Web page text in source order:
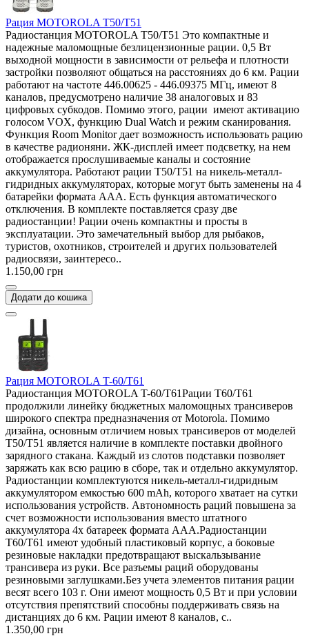
Рация MOTOROLA T50/T51
Радиостанция MOTOROLA T50/T51 Это компактные и
надежные маломощные безлицензионные рации. 0,5 Вт
выходной мощности в зависимости от рельефа и плотности
застройки позволяют общаться на расстояниях до 6 км. Рации
работают на частоте 446.00625 - 446.09375 МГц, имеют 8
каналов, предусмотрено наличие 38 аналоговых и 83
цифровых субкодов. Помимо этого, рации имеют активацию
голосом VOX, функцию Dual Watch и режим сканирования.
Функция Room Monitor дает возможность использовать рацию
в качестве радионяни. ЖК-дисплей имеет подсветку, на нем
отображается прослушиваемые каналы и состояние
аккумулятора. Работают рации T50/T51 на никель-металл-
гидридных аккумуляторах, которые могут быть заменены на 4
батарейки формата ААА. Есть функция автоматического
отключения. В комплекте поставляется сразу две
радиостанции! Рации очень компактны и просты в
эксплуатации. Это замечательный выбор для рыбаков,
туристов, охотников, строителей и других пользователей
радиосвязи, заинтересо..
1.150,00 грн
Додати до кошика
Рация MOTOROLA T-60/T61
Радиостанция MOTOROLA T-60/T61Рации T60/T61
продолжили линейку бюджетных маломощных трансиверов
широкого спектра предназначения от Motorola. Помимо
дизайна, основным отличием новых трансиверов от моделей
T50/T51 является наличие в комплекте поставки двойного
зарядного стакана. Каждый из слотов подставки позволяет
заряжать как всю рацию в сборе, так и отдельно аккумулятор.
Радиостанции комплектуются никель-металл-гидридным
аккумулятором емкостью 600 mAh, которого хватает на сутки
использования устройств. Автономность раций повышена за
счет возможности использования вместо штатного
аккумулятора 4х батареек формата ААА.Радиостанции
T60/T61 имеют удобный пластиковый корпус, а боковые
резиновые накладки предотвращают выскальзывание
трансивера из руки. Все разъемы раций оборудованы
резиновыми заглушками.Без учета элементов питания рации
весят всего 103 г. Они имеют мощность 0,5 Вт и при условии
отсутствия препятствий способны поддерживать связь на
дистанциях до 6 км. Рации имеют 8 каналов, с..
1.350,00 грн